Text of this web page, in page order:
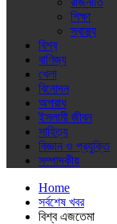
শিক্ষা
স্বাস্থ্য
বিশ্ব
বাণিজ্য
খেলা
বিনোদন
অপরাধ
ইসলামী জীবন
সাহিত্য
বিজ্ঞান ও প্রযুক্তি
সম্পাদকীয়
Home
সর্বশেষ খবর
বিশ্ব এজতেমা